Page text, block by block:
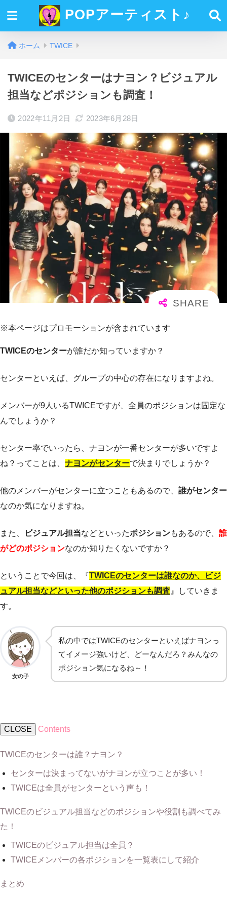
POPアーティスト♪
ホーム TWICE
TWICEのセンターはナヨン？ビジュアル
担当などポジションも調査！
2022年11月2日 2023年6月28日
※本ページはプロモーションが含まれています
TWICEのセンターが誰だか知っていますか？
センターといえば、グループの中心の存在になりますよね。
メンバーが9人いるTWICEですが、全員のポジションは固定な
んでしょうか？
センター率でいったら、ナヨンが一番センターが多いですよ
ね？ってことは、 ナヨンがセンターで決まりでしょうか？
他のメンバーがセンターに立つこともあるので、 誰がセンター
なのか気になりますね。
また、 ビジュアル担当などといったポジションもあるので、 誰
がどのポジションなのか知りたくないですか？
ということで今回は、『TWICEのセンターは誰なのか、ビジ
ュアル担当などといった他のポジションも調査 』していきま
す。
女の子
私の中ではTWICEのセンターといえばナヨンっ
てイメージ強いけど、どーなんだろ？みんなの
ポジション気になるね～！
CLOSE Contents
TWICEのセンターは誰？ナヨン？
センターは決まってないがナヨンが立つことが多い！
TWICEは全員がセンターという声も！
TWICEのビジュアル担当などのポジションや役割も調べてみ
た！
TWICEのビジュアル担当は全員？
TWICEメンバーの各ポジションを一覧表にして紹介
まとめ